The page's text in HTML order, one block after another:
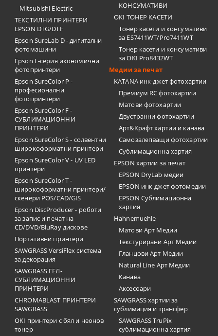
Mitsubishi Electric
ТЕКСТИЛНИ ПРИНТЕРИ
EPSON DTG/DTF
Epson SureLab D - дигитални
фотомашини
Epson L-серия икономични
фотопринтери
Epson SureColor P -
професионални
фотопринтери
Epson SureColor F -
СУБЛИМАЦИОННИ
ПРИНТЕРИ
Epson SureColor S - солвентни
широкоформатни принтери
Epson SureColor V - UV LED
принтери
Epson SureColor T -
широкоформатни принтери/
скенери POS/CAD/GIS
Epson DiscProducer - роботи
за запис и печат на
CD/DVD/BluRay дискове
Портативни принтери
SAWGRASS VersiFlex система
за декорация
SAWGRASS ГЕЛ-
СУБЛИМАЦИОННИ
ПРИНТЕРИ
CHROMABLAST ПРИНТЕРИ
SAWGRASS
OKI принтери с бял и неонов
тонер
КОНСУМАТИВИ
OKI ТОНЕР КАСЕТИ
Тонер касети и консумативи
за ES7411WT/Pro7411WT
Тонер касети и консумативи
за OKI Pro8432WT
Медии за печат
KATANA инк-джет фотохартии
Премиум RC фотохартии
Матови фотохартии
Двустранни фотохартии
Арт&Крафт хартии и канава
Самозалепващи фотохартии
Сублимационна хартия
EPSON хартии за печат
EPSON DryLab медии
EPSON инк-джет фотомедии
EPSON Сублимационна
хартия
Hahnemuehle
Матови Арт Медии
Текстурирани Арт Медии
Гланцови Арт Медии
Natural Line Арт Медии
Канава
Аксесоари
SAWGRASS хартии за
сублимация и трансфер
SAWGRASS TruPix
сублимационна хартия